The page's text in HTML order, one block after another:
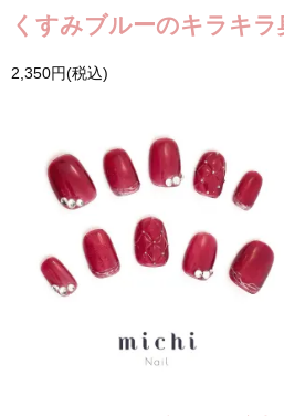
くすみブルーのキラキ
2,350円(税込)